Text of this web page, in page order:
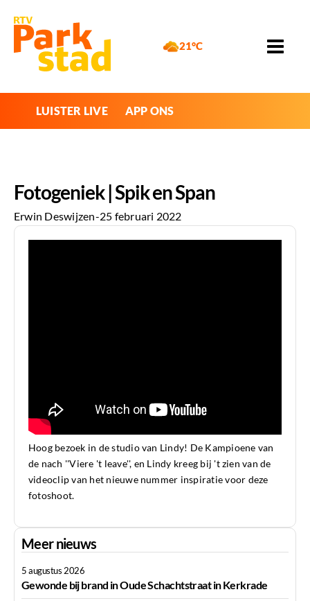
21°C
LUISTER LIVE APP ONS
Fotogeniek | Spik en Span
Erwin Deswijzen-25 februari 2022
Hoog bezoek in de studio van Lindy! De Kampioene van
de nach ''Viere 't leave'', en Lindy kreeg bij 't zien van de
videoclip van het nieuwe nummer inspiratie voor deze
fotoshoot.
Meer nieuws
5 augustus 2026
Gewonde bij brand in Oude Schachtstraat in Kerkrade